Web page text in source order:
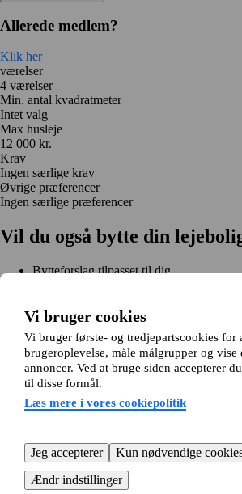
Vi bruger cookies
Vi bruger første- og tredjepartscookies for
brugeroplevelse, måle målgrupper og vise
annoncer. Ved at bruge siden accepterer
til disse formål.
Læs mere i vores cookiepolitik
Jeg accepterer
Kun nødvendige
Ændr indstillinger
Allerede medlem?
Klik her
værelser
4 værelser
Min. antal kvadratmeter
Intet valg
Max husleje
12 000 kr.
Krav
Ingen særlige krav
Øvrige præferencer
Ingen særlige præferencer
Vil du også bytte din
Bytteforslag tilpasset til dig
Kom i gang gratis
Kom i gang
Kom i gang gratisSøg annoncerLog ind
Læs mere
Nyheder og tips
Om Hjembytte.dk
Kundeservice
Hjælp
E-mail:info@hjembytte.dk